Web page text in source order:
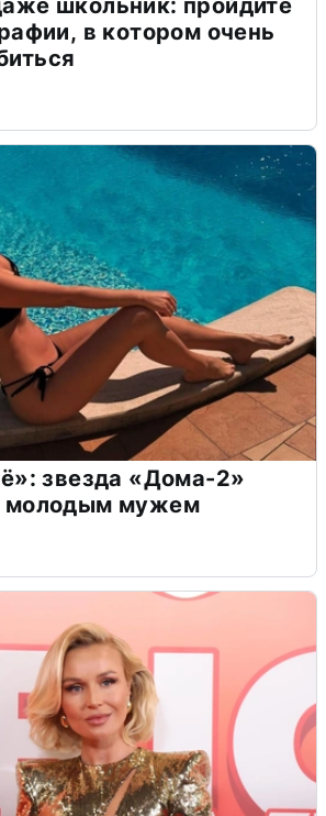
школьник: пройдите
в котором очень
звезда «Дома-2»
молодым мужем